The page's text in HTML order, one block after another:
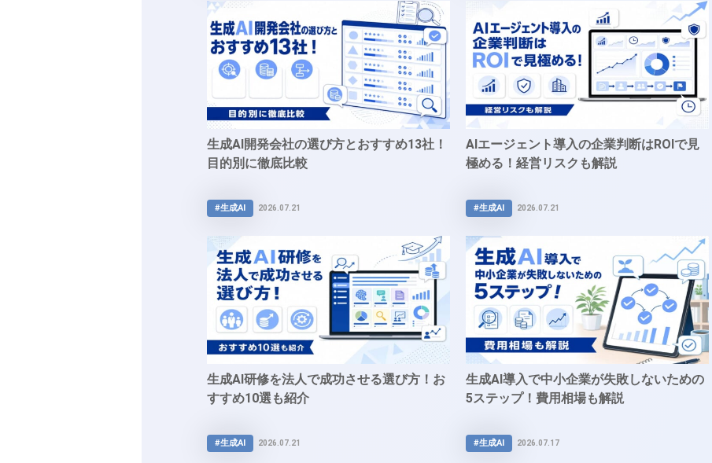
生成AI開発会社の選び方とおすすめ13社！
目的別に徹底比較
#生成AI 2026.07.21
AIエージェント導入の企業判断はROIで見
極める！経営リスクも解説
#生成AI 2026.07.21
生成AI研修を法人で成功させる選び方！お
すすめ10選も紹介
#生成AI 2026.07.21
生成AI導入で中小企業が失敗しないための
5ステップ！費用相場も解説
#生成AI 2026.07.17